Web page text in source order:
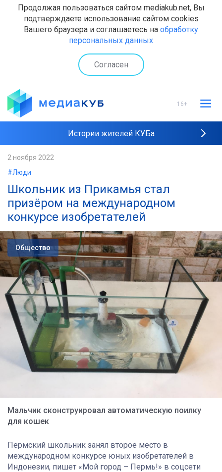
Продолжая пользоваться сайтом mediakub.net, Вы
подтверждаете использование сайтом cookies
Вашего браузера и соглашаетесь на обработку
персональных данных
Согласен
16+
Истории жителей КУБа
2 ноября 2022
#Люди
Школьник из Прикамья стал
призёром на международном
конкурсе изобретателей
Общество
Мальчик сконструировал автоматическую поилку
для кошек
Пермский школьник занял второе место в
международном конкурсе юных изобретателей в
Индонезии, пишет «Мой город – Пермь!» в соцсети